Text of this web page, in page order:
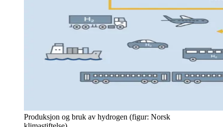
Produksjon og bruk av hydrogen (figur: Norsk